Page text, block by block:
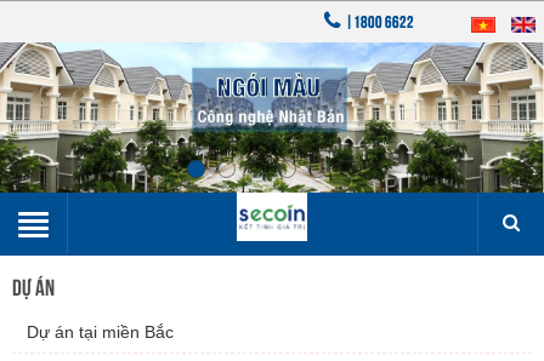
|1800 6622
DỰ ÁN
Dự án tại miền Bắc